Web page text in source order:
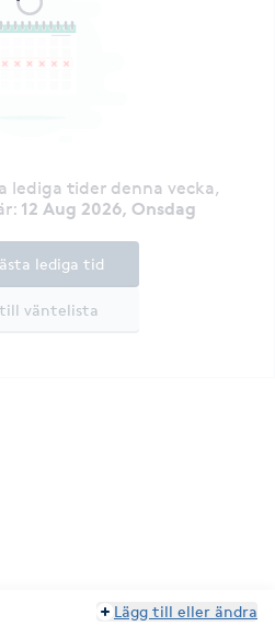
lediga tider denna vecka,
: 12 Aug 2026, Onsdag
till väntelista
lediga tid
Lägg till eller ändra